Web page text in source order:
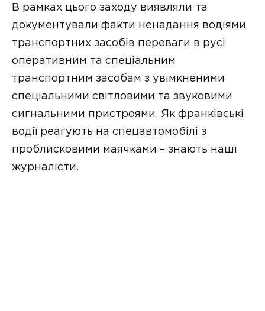
В рамках цього заходу виявляли та
документували факти ненадання водіями
транспортних засобів переваги в русі
оперативним та спеціальним
транспортним засобам з увімкненими
спеціальними світловими та звуковими
сигнальними пристроями. Як франківські
водії реагують на спецавтомобілі з
проблисковими маячками – знають наші
журналісти.